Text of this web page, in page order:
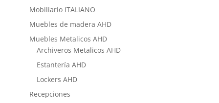
Mobiliario ITALIANO
Muebles de madera AHD
Muebles Metalicos AHD
Archiveros Metalicos AHD
Estantería AHD
Lockers AHD
Recepciones